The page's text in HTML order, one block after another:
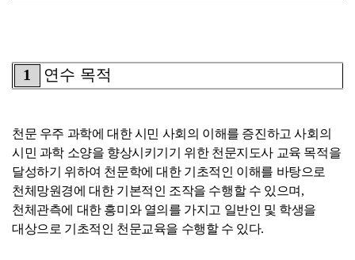
1 연수 목적
천문 우주 과학에 대한 시민 사회의 이해를 증진하고 사회의
시민 과학 소양을 향상시키기기 위한 천문지도사 교육 목적을
달성하기 위하여 천문학에 대한 기초적인 이해를 바탕으로
천체망원경에 대한 기본적인 조작을 수행할 수 있으며 ,
천체관측에 대한 흥미와 열의를 가지고 일반인 및 학생을
대상으로 기초적인 천문교육을 수행할 수 있다.